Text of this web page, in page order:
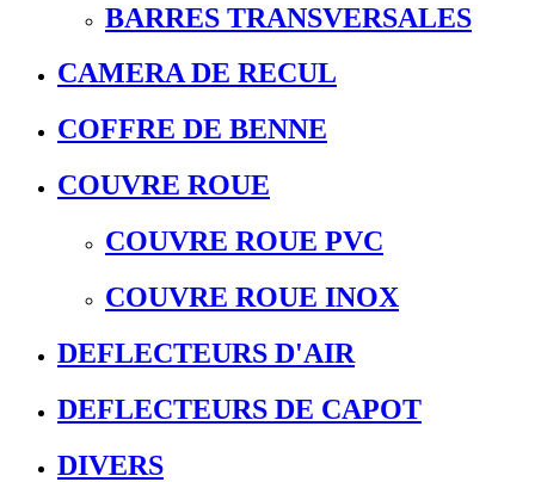
BARRES TRANSVERSALES
CAMERA DE RECUL
COFFRE DE BENNE
COUVRE ROUE
COUVRE ROUE PVC
COUVRE ROUE INOX
DEFLECTEURS D'AIR
DEFLECTEURS DE CAPOT
DIVERS